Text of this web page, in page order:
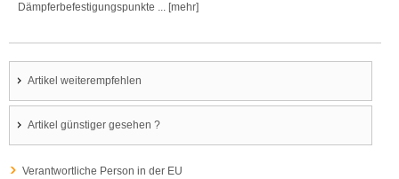
Dämpferbefestigungspunkte ... [mehr]
Artikel weiterempfehlen
Artikel günstiger gesehen ?
Verantwortliche Person in der EU